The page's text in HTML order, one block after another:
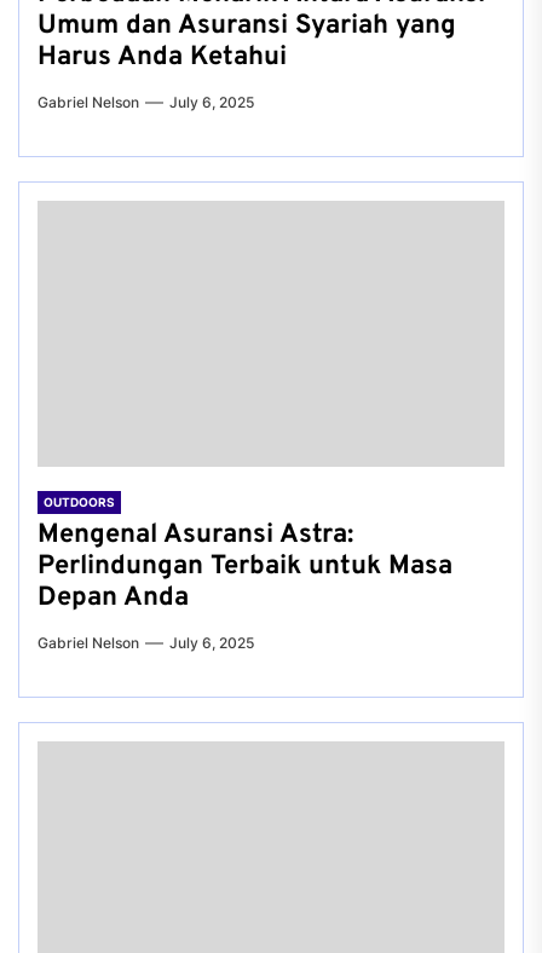
Umum dan Asuransi Syariah yang
Harus Anda Ketahui
Gabriel Nelson July 6, 2025
OUTDOORS
Mengenal Asuransi Astra:
Perlindungan Terbaik untuk Masa
Depan Anda
Gabriel Nelson July 6, 2025